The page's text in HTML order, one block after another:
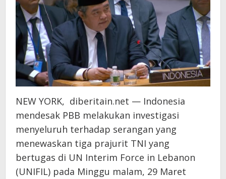
Kami
Tidak
Butuh
Alasan
dari
Israel
NEW YORK, diberitain.net — Indonesia
mendesak PBB melakukan investigasi
menyeluruh terhadap serangan yang
menewaskan tiga prajurit TNI yang
bertugas di UN Interim Force in Lebanon
(UNIFIL) pada Minggu malam, 29 Maret